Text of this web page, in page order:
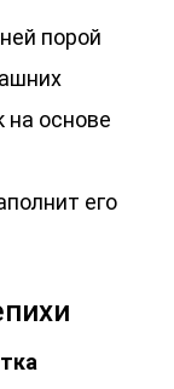
порой
на основе
его